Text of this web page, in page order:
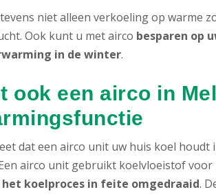
niet alleen verkoeling op warme
Ook kunt u met airco besparen op
in de winter.
ook een airco in
dat een airco unit uw huis koel
airco unit gebruikt koelvloeistof
koelproces in feite omgedraaid.